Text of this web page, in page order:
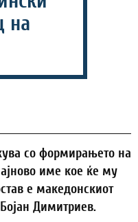
на
со формирањето на
име кое ќе му
е македонскиот
Димитриев.